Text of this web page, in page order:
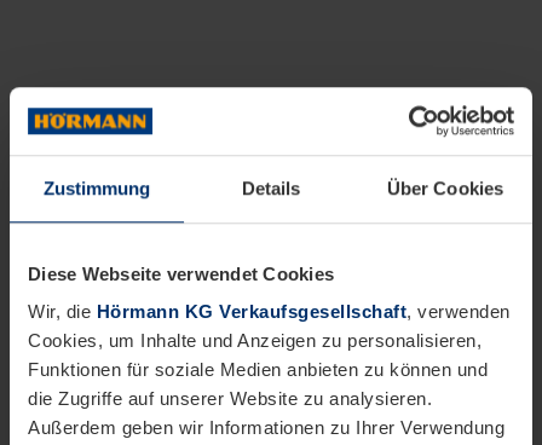
Zustimmung Details Über Cookies
Diese Webseite verwendet Cookies
Wir, die Hörmann KG Verkaufsgesellschaft, verwenden
Cookies, um Inhalte und Anzeigen zu personalisieren,
Funktionen für soziale Medien anbieten zu können und
die Zugriffe auf unserer Website zu analysieren.
Außerdem geben wir Informationen zu Ihrer Verwendung